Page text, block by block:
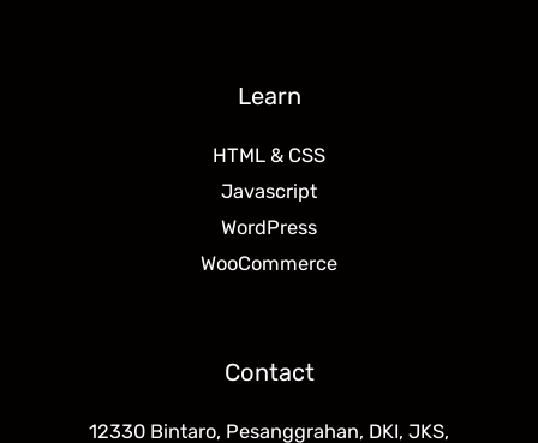
Learn
HTML & CSS
Javascript
WordPress
WooCommerce
Contact
12330 Bintaro, Pesanggrahan, DKI, JKS,